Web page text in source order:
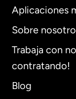
Aplicaciones
Sobre
Trabaja con
contratando!
Blog